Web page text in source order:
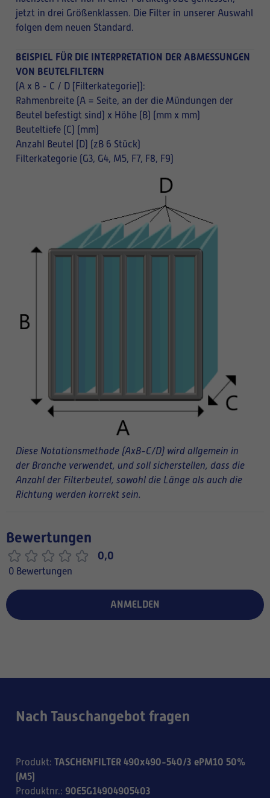
jetzt in drei Größenklassen. Die Filter in unserer Auswahl
folgen dem neuen Standard.
BEISPIEL FÜR DIE INTERPRETATION DER ABMESSUNGEN
VON BEUTELFILTERN
(A x B - C / D [Filterkategorie]):
Rahmenbreite (A = Seite, an der die Mündungen der
Beutel befestigt sind) x Höhe (B) (mm x mm)
Beuteltiefe (C) (mm)
Anzahl Beutel (D) (zB 6 Stück)
Filterkategorie (G3, G4, M5, F7, F8, F9)
Diese Notationsmethode (AxB-C/D) wird allgemein in
der Branche verwendet, und soll sicherstellen, dass die
Anzahl der Filterbeutel, sowohl die Länge als auch die
Richtung werden korrekt sein.
Bewertungen
0,0
0 Bewertungen
ANMELDEN
Nach Tauschangebot fragen
Produkt: TASCHENFILTER 490x490-540/3 ePM10 50%
(M5)
Produktnr.: 90E5G14904905403